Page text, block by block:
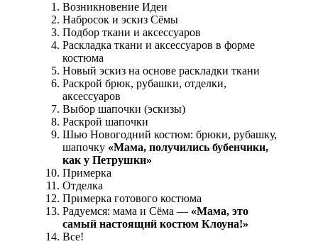
Возникновение Идеи
Набросок и эскиз Сёмы
Подбор ткани и аксессуаров
Раскладка ткани и аксессуаров в форме
костюма
Новый эскиз на основе раскладки ткани
Раскрой брюк, рубашки, отделки,
аксессуаров
Выбор шапочки (эскизы)
Раскрой шапочки
Шью Новогодний костюм: брюки, рубашку,
шапочку «Мама, получились бубенчики,
как у Петрушки»
Примерка
Отделка
Примерка готового костюма
Радуемся: мама и Сёма — «Мама, это
самый настоящий костюм Клоуна!»
Все!